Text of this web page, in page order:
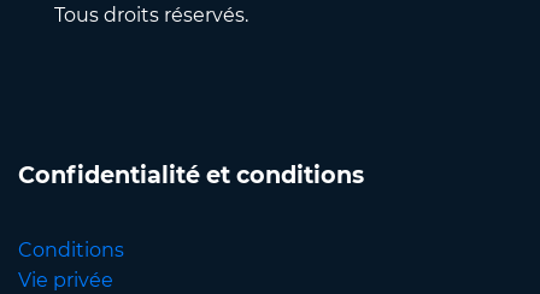
Tous droits réservés.
Confidentialité et conditions
Conditions
Vie privée